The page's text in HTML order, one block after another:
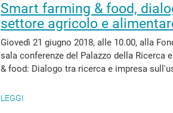
Smart farming & food,
settore agricolo e
Giovedì 21 giugno 2018, alle 10.00, alla
sala conferenze del Palazzo della Ricerca
& food: Dialogo tra ricerca e impresa
LEGGI